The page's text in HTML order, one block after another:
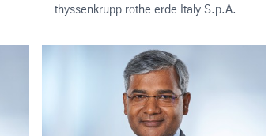
thyssenkrupp rothe erde Italy S.p.A.